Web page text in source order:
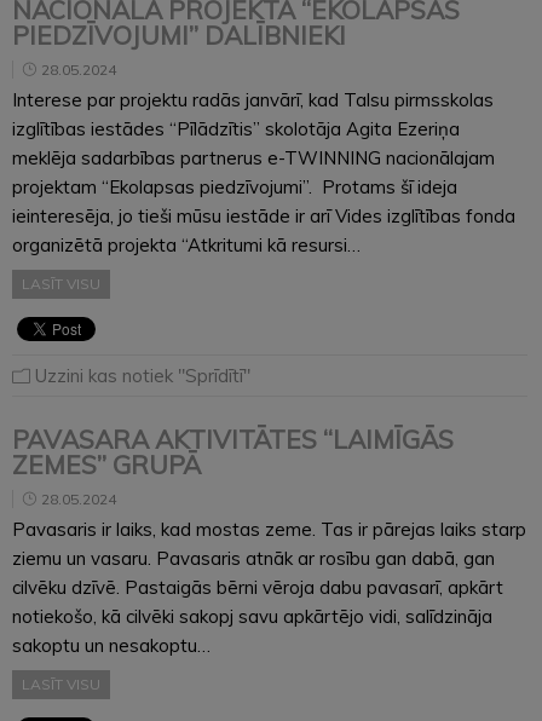
NACIONĀLĀ PROJEKTA “EKOLAPSAS
PIEDZĪVOJUMI” DALĪBNIEKI
28.05.2024
Interese par projektu radās janvārī, kad Talsu pirmsskolas
izglītības iestādes “Pīlādzītis” skolotāja Agita Ezeriņa
meklēja sadarbības partnerus e-TWINNING nacionālajam
projektam “Ekolapsas piedzīvojumi”. Protams šī ideja
ieinteresēja, jo tieši mūsu iestāde ir arī Vides izglītības fonda
organizētā projekta “Atkritumi kā resursi…
LASĪT VISU
Uzzini kas notiek "Sprīdītī"
PAVASARA AKTIVITĀTES “LAIMĪGĀS
ZEMES” GRUPĀ
28.05.2024
Pavasaris ir laiks, kad mostas zeme. Tas ir pārejas laiks starp
ziemu un vasaru. Pavasaris atnāk ar rosību gan dabā, gan
cilvēku dzīvē. Pastaigās bērni vēroja dabu pavasarī, apkārt
notiekošo, kā cilvēki sakopj savu apkārtējo vidi, salīdzināja
sakoptu un nesakoptu…
LASĪT VISU